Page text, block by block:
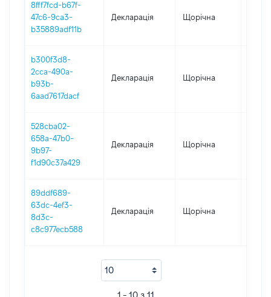
8fff7fcd-b67f-
47c6-9ca3-
b35889adf11b
Декларація Щорічна
b300f3d8-
2cca-490a-
b93b-
6aad7617dacf
Декларація Щорічна
528cba02-
658a-47b0-
9b97-
f1d90c37a429
Декларація Щорічна
89ddf689-
63dc-4ef3-
8d3c-
c8c977ecb588
Декларація Щорічна
1 - 10 з 11